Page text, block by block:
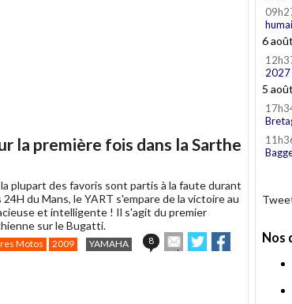
la première fois dans la Sarthe
plupart des favoris sont partis à la faute durant
du Mans, le YART s'empare de la victoire au
et intelligente ! Il s'agit du premier
sur le Bugatti.
Motos 2009 YAMAHA 8
Envoyer
cet
Partager
sur
Partager
sur
6
2027
5
Nos